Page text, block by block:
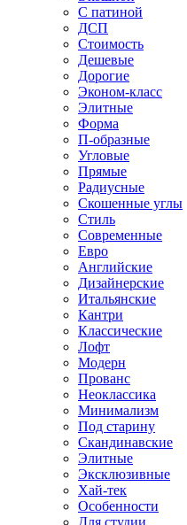
С патиной
ДСП
Стоимость
Дешевые
Дорогие
Эконом-класс
Элитные
Форма
П-образные
Угловые
Прямые
Радиусные
Скошенные углы
Стиль
Современные
Евро
Английские
Дизайнерские
Итальянские
Кантри
Классические
Лофт
Модерн
Прованс
Неоклассика
Минимализм
Под старину
Скандинавские
Элитные
Эксклюзивные
Хай-тек
Особенности
Для студии